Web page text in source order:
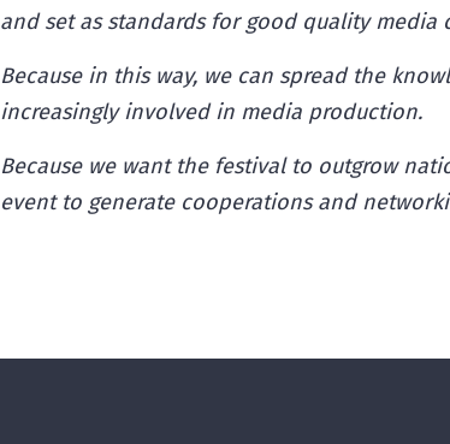
and set as standards for good quality media
Because in this way, we can spread the
increasingly involved in media production.
Because we want the festival to outgrow
event to generate cooperations and